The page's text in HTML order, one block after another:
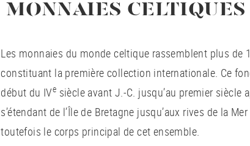
MONNAIES CELTIQUES
Les monnaies du monde celtique rassemblent plus de
constituant la première collection internationale. Ce
début du IVe siècle avant J.-C. jusqu’au premier siècle
s’étendant de l’Île de Bretagne jusqu’aux rives de la
toutefois le corps principal de cet ensemble.